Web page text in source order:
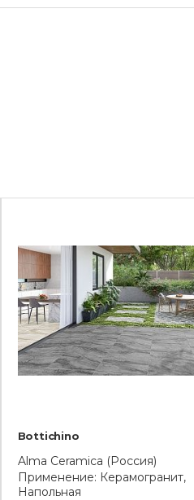
Bottichino
Alma Ceramica (Россия)
Применение: Керамогранит,
Напольная